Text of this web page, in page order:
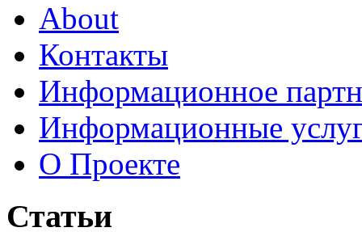
About
Контакты
Информационное
Информационные
О Проекте
Статьи